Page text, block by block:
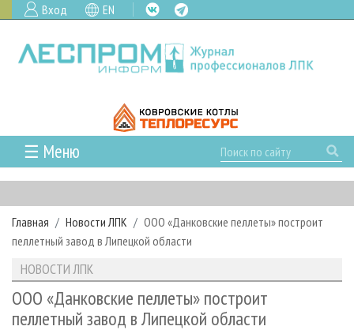
Вход EN
☰ Меню
ГЛАВНАЯ
РУБРИКИ И ТЕМЫ
РУБРИКИ ЖУРНАЛА
ЛЕСОЗАГОТОВКА
ЛЕСОПИЛЕНИЕ
НОВОСТИ
НОВОСТИ ЛПК
НОВОСТИ ЖУРНАЛА
ПРОЕКТЫ ЛПИ
АНАЛИТИКА
ПРЕДПРИЯТИЯ ЛПК
АРХИВ
АРХИВ ЖУРНАЛОВ
О ЖУРНАЛЕ
Главная Новости ЛПК
ООО «Данковские пеллеты» построит
пеллетный завод в Липецкой области
НОВОСТИ ЛПК
ООО «Данковские пеллеты» построит
пеллетный завод в Липецкой области